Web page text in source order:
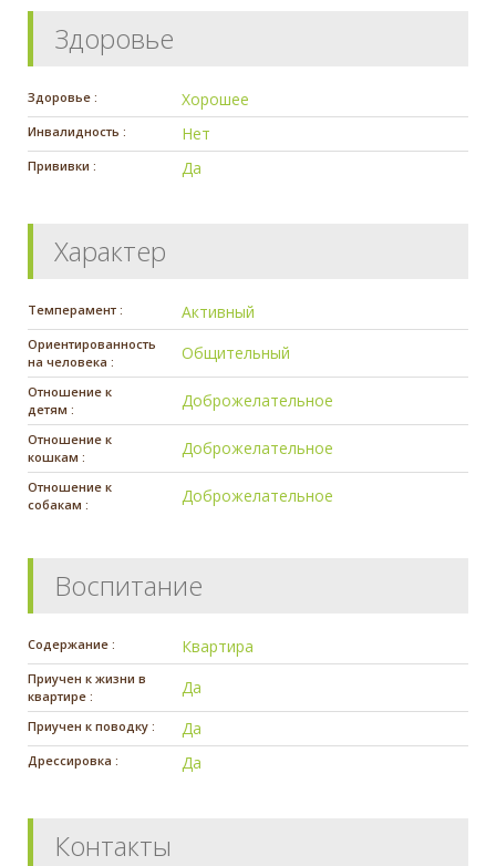
Здоровье
Здоровье : Хорошее
Инвалидность : Нет
Прививки : Да
Характер
Темперамент : Активный
Ориентированность
на человека :
Общительный
Отношение к
детям :
Доброжелательное
Отношение к
кошкам :
Доброжелательное
Отношение к
собакам :
Доброжелательное
Воспитание
Содержание : Квартира
Приучен к жизни в
квартире :
Да
Приучен к поводку : Да
Дрессировка : Да
Контакты